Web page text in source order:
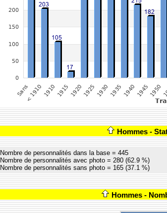
Hommes -
Nombre de personnalités dans la base = 445
Nombre de personnalités avec photo = 280 (62.9 %)
Nombre de personnalités sans photo = 165 (37.1 %)
Hommes -